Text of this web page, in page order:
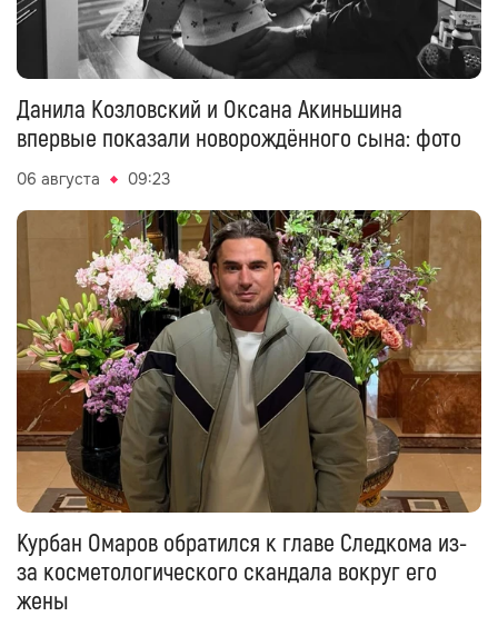
Данила Козловский и Оксана Акиньшина
впервые показали новорождённого сына: фото
06 августа 09:23
Курбан Омаров обратился к главе Следкома из-
за косметологического скандала вокруг его
жены